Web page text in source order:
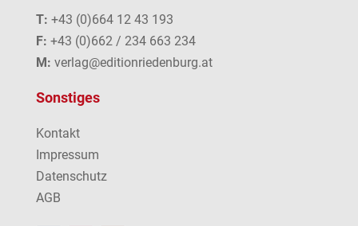
T: +43 (0)664 12 43 193
F: +43 (0)662 / 234 663 234
M: verlag@editionriedenburg.at
Sonstiges
Kontakt
Impressum
Datenschutz
AGB